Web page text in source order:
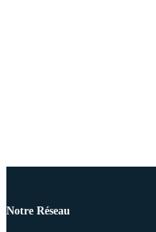
Notre Réseau